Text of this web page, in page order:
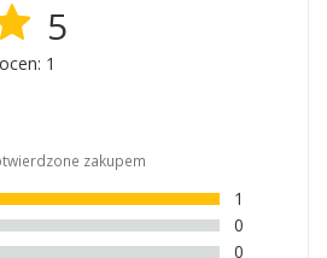
5
1
zakupem
1
0
0